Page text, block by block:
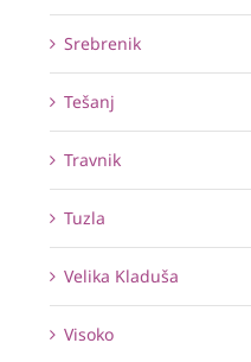
Srebrenik
Tešanj
Travnik
Tuzla
Velika Kladuša
Visoko